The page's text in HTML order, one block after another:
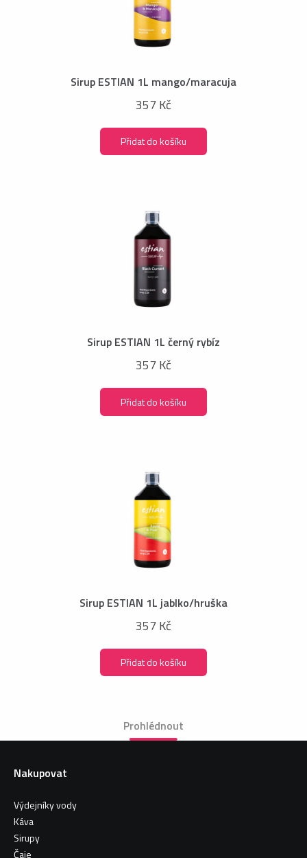
Sirup ESTIAN 1L mango/maracuja
357 Kč
Přidat do košíku
Sirup ESTIAN 1L černý rybíz
357 Kč
Přidat do košíku
Sirup ESTIAN 1L jablko/hruška
357 Kč
Přidat do košíku
Prohlédnout
Nakupovat
Výdejníky vody
Káva
Sirupy
Čaje